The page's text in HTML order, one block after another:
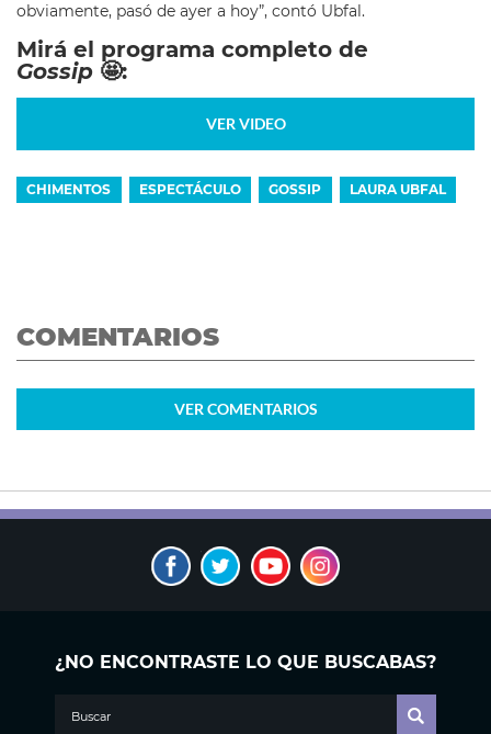
obviamente, pasó de ayer a hoy”, contó Ubfal.
Mirá el programa completo de
Gossip 🤩:
VER VIDEO
CHIMENTOS ESPECTÁCULO GOSSIP LAURA UBFAL
COMENTARIOS
VER COMENTARIOS
¿NO ENCONTRASTE LO QUE BUSCABAS?